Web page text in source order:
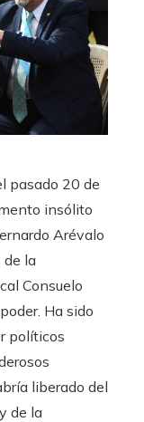
pasado 20 de
insólito
Arévalo
de la
Consuelo
Ha sido
políticos
liberado del
de la